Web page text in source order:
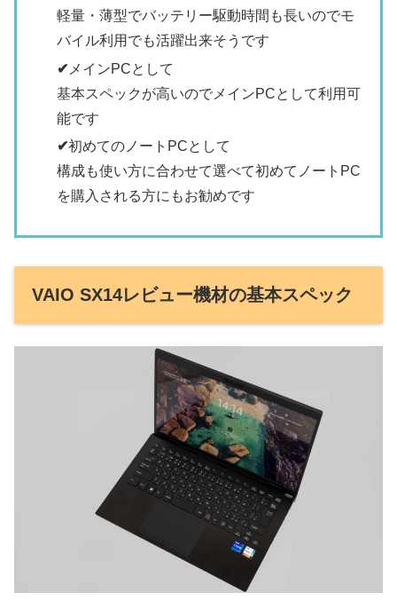
軽量・薄型でバッテリー駆動時間も長いのでモ
バイル利用でも活躍出来そうです
✔ メインPCとして
基本スペックが高いのでメインPCとして利用可
能です
✔初めてのノートPCとして
構成も使い方に合わせて選べて初めてノートPC
を購入される方にもお勧めです
VAIO SX14レビュー機材の基本スペック